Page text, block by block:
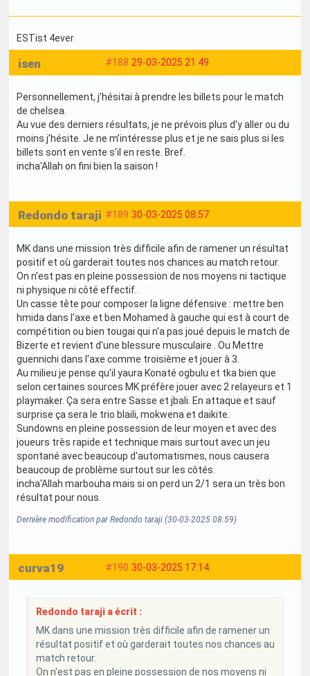
ESTist 4ever
#188 29-03-2025 21:49
isen
Personnellement, j’hésitai à prendre les billets pour le match
de chelsea.
Au vue des derniers résultats, je ne prévois plus d’y aller ou du
moins j’hésite. Je ne m’intéresse plus et je ne sais plus si les
billets sont en vente s’il en reste. Bref.
incha'Allah on fini bien la saison !
#189 30-03-2025 08:57
Redondo taraji
MK dans une mission très difficile afin de ramener un résultat
positif et où garderait toutes nos chances au match retour.
On n'est pas en pleine possession de nos moyens ni tactique
ni physique ni côté effectif.
Un casse tête pour composer la ligne défensive : mettre ben
hmida dans l'axe et ben Mohamed à gauche qui est à court de
compétition ou bien tougai qui n'a pas joué depuis le match de
Bizerte et revient d'une blessure musculaire . Ou Mettre
guennichi dans l'axe comme troisième et jouer à 3.
Au milieu je pense qu'il yaura Konaté ogbulu et tka bien que
selon certaines sources MK préfère jouer avec 2 relayeurs et 1
playmaker. Ça sera entre Sasse et jbali. En attaque et sauf
surprise ça sera le trio blaili, mokwena et daikite.
Sundowns en pleine possession de leur moyen et avec des
joueurs très rapide et technique mais surtout avec un jeu
spontané avec beaucoup d'automatismes, nous causera
beaucoup de problème surtout sur les côtés.
incha'Allah marbouha mais si on perd un 2/1 sera un très bon
résultat pour nous.
Dernière modification par Redondo taraji (30-03-2025 08:59)
#190 30-03-2025 17:14
curva19
Redondo taraji a écrit :
MK dans une mission très difficile afin de ramener un
résultat positif et où garderait toutes nos chances au
match retour.
On n'est pas en pleine possession de nos moyens ni